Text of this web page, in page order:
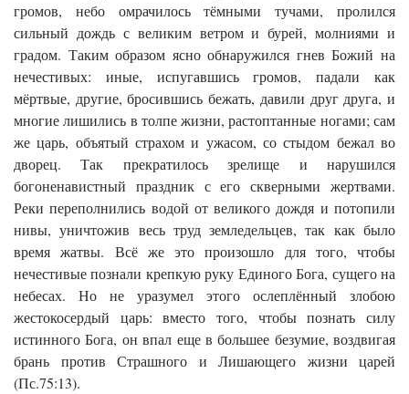
громов, небо омрачилось тёмными тучами, пролился
сильный дождь с великим ветром и бурей, молниями и
градом. Таким образом ясно обнаружился гнев Божий на
нечестивых: иные, испугавшись громов, падали как
мёртвые, другие, бросившись бежать, давили друг друга, и
многие лишились в толпе жизни, растоптанные ногами; сам
же царь, объятый страхом и ужасом, со стыдом бежал во
дворец. Так прекратилось зрелище и нарушился
богоненавистный праздник с его скверными жертвами.
Реки переполнились водой от великого дождя и потопили
нивы, уничтожив весь труд земледельцев, так как было
время жатвы. Всё же это произошло для того, чтобы
нечестивые познали крепкую руку Единого Бога, сущего на
небесах. Но не уразумел этого ослеплённый злобою
жестокосердый царь: вместо того, чтобы познать силу
истинного Бога, он впал еще в большее безумие, воздвигая
брань против Страшного и Лишающего жизни царей
(Пс.75:13).